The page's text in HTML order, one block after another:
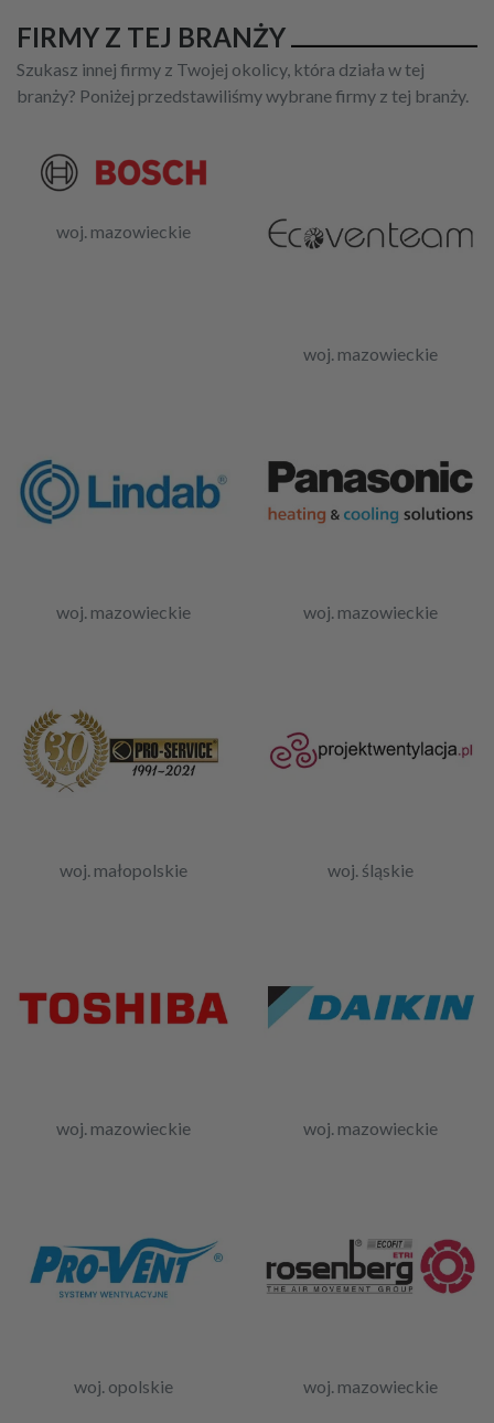
FIRMY Z TEJ BRANŻY
Szukasz innej firmy z Twojej okolicy, która działa w tej
branży? Poniżej przedstawiliśmy wybrane firmy z tej branży.
woj. mazowieckie
woj. mazowieckie
woj. mazowieckie woj. mazowieckie
woj. małopolskie woj. śląskie
woj. mazowieckie woj. mazowieckie
woj. opolskie woj. mazowieckie